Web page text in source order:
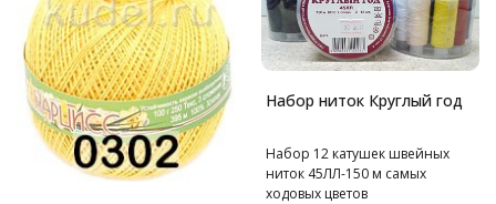
Набор ниток Круглый год
Набор 12 катушек швейных
ниток 45ЛЛ-150 м самых
ходовых цветов